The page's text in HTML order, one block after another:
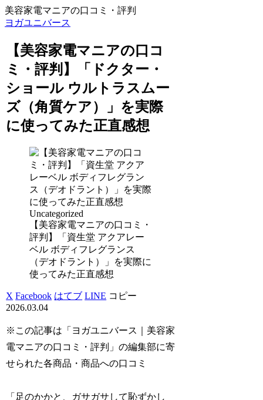
美容家電マニアの口コミ・評判
ヨガユニバース
【美容家電マニアの口コ
ミ・評判】「ドクター・
ショール ウルトラスムー
ズ（角質ケア）」を実際
に使ってみた正直感想
Uncategorized
【美容家電マニアの口コミ・
評判】「資生堂 アクアレー
ベル ボディフレグランス
（デオドラント）」を実際に
使ってみた正直感想
X Facebook はてブ LINE コピー
2026.03.04
※この記事は「ヨガユニバース｜美容家
電マニアの口コミ・評判」の編集部に寄
せられた各商品・商品への口コミ
「足のかかと、ガサガサして恥ずかし